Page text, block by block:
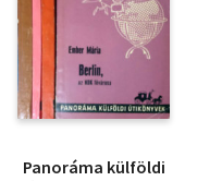
Panoráma külföldi